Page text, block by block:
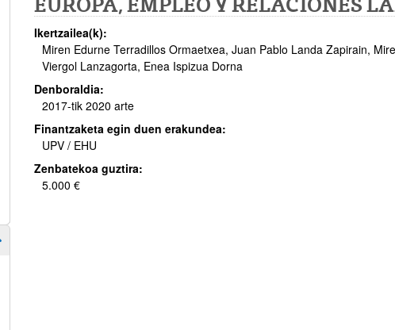
Erakutsi/izkutatu azpiorriak
EUROPA, EMPLEO Y RELACIONES
Ikertzailea(k):
Miren Edurne Terradillos Ormaetxea, Juan Pablo Landa Zapirain,
Viergol Lanzagorta, Enea Ispizua Dorna
Denboraldia:
2017-tik 2020 arte
Finantzaketa egin duen erakundea:
UPV / EHU
Zenbatekoa guztira:
5.000 €